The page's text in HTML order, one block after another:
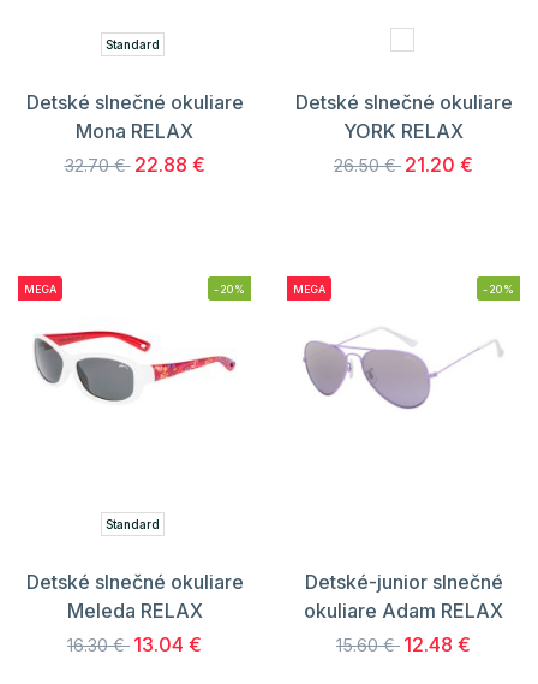
Standard
Detské slnečné okuliare
Mona RELAX
32.70 € 22.88 €
Detské slnečné okuliare
YORK RELAX
26.50 € 21.20 €
MEGA -20%
Standard
Detské slnečné okuliare
Meleda RELAX
16.30 € 13.04 €
MEGA -20%
Detské-junior slnečné
okuliare Adam RELAX
15.60 € 12.48 €